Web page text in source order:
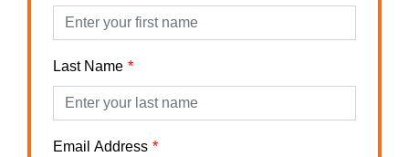
Last Name
Email Address